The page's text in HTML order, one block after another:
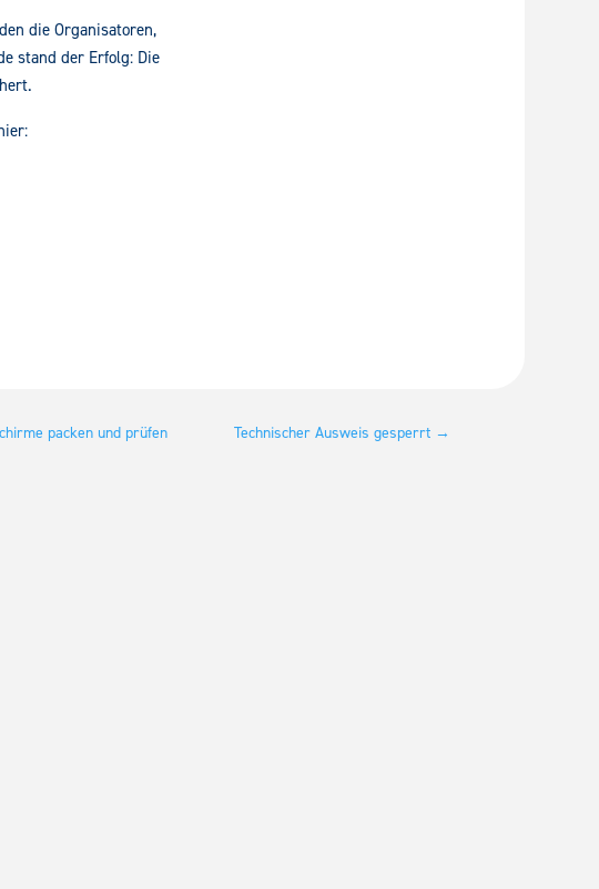
die Organisatoren,
stand der Erfolg: Die
packen und prüfen Technischer Ausweis gesperrt→